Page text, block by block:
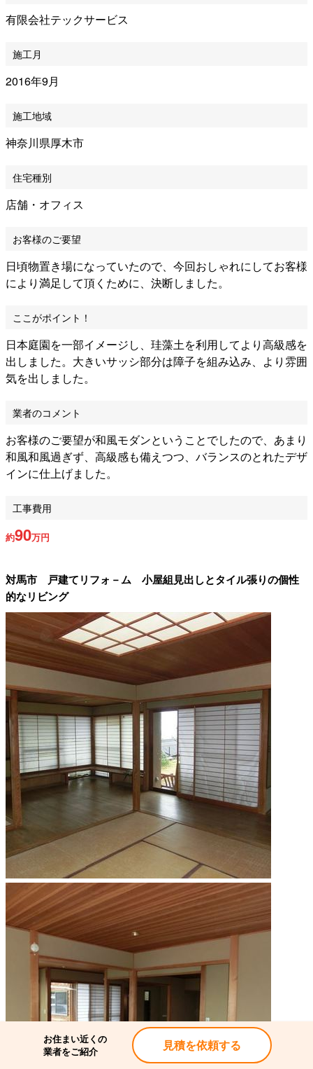
有限会社テックサービス
施工月
2016年9月
施工地域
神奈川県厚木市
住宅種別
店舗・オフィス
お客様のご要望
日頃物置き場になっていたので、今回おしゃれにしてお客様
により満足して頂くために、決断しました。
ここがポイント！
日本庭園を一部イメージし、珪藻土を利用してより高級感を
出しました。大きいサッシ部分は障子を組み込み、より雰囲
気を出しました。
業者のコメント
お客様のご要望が和風モダンということでしたので、あまり
和風和風過ぎず、高級感も備えつつ、バランスのとれたデザ
インに仕上げました。
工事費用
約90万円
対馬市 戸建てリフォ－ム 小屋組見出しとタイル張りの個性
的なリビング
お住まい近くの
業者をご紹介
見積を依頼する